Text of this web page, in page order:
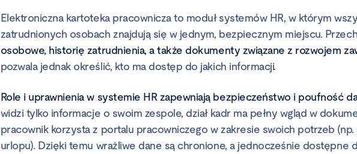
Elektroniczna kartoteka pracownicza to moduł systemów HR, w którym
zatrudnionych osobach znajdują się w jednym, bezpiecznym miejscu.
osobowe, historię zatrudnienia, a także dokumenty związane z rozwojem
pozwala jednak określić, kto ma dostęp do jakich informacji.
Role i uprawnienia w systemie HR zapewniają bezpieczeństwo i poufność
widzi tylko informacje o swoim zespole, dział kadr ma pełny wgląd w
pracownik korzysta z portalu pracowniczego w zakresie swoich potrzeb (np.
urlopu). Dzięki temu wrażliwe dane są chronione, a jednocześnie dostępne